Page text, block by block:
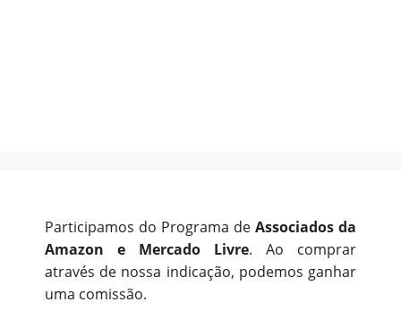
Participamos do Programa de Associados da
Amazon e Mercado Livre. Ao comprar
através de nossa indicação, podemos ganhar
uma comissão.